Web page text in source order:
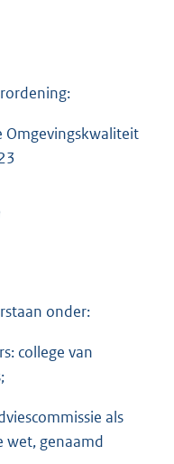
Omgevingskwaliteit
onder:
college van
als
wet, genaamd